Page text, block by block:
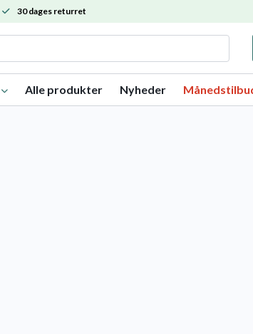
30 dages returret
Alle produkter Nyheder